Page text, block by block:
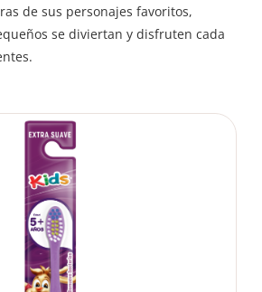
de sus personajes favoritos,
se diviertan y disfruten cada